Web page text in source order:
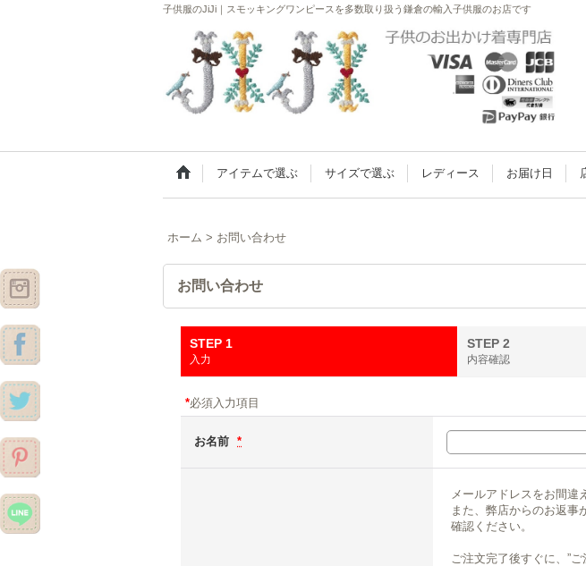
子供服のJiJi｜スモッキングワンピースを多数取り扱う鎌倉の輸入子供服のお店です
アイテムで選ぶ サイズで選ぶ レディース お届け日
ホーム > お問い合わせ
お問い合わせ
STEP 1
入力
STEP 2
内容確認
*必須入力項目
お名前 *
メールアドレスをお間違
また、弊店からのお返事
確認ください。
ご注文完了後すぐに、”